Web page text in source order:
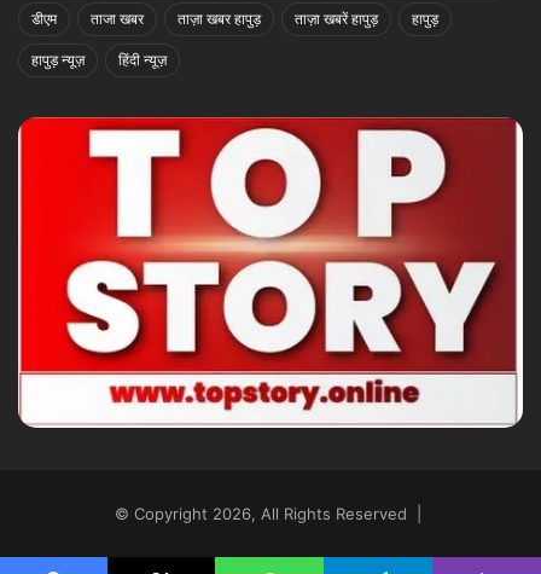
डीएम ताजा खबर ताज़ा खबर हापुड़ ताज़ा खबरें हापुड़ हापुड़
हापुड़ न्यूज़ हिंदी न्यूज़
© Copyright 2026, All Rights Reserved |